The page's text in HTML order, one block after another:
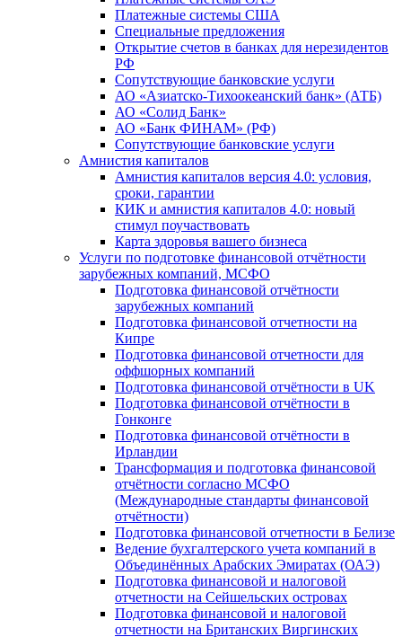
Платежные системы США
Специальные предложения
Открытие счетов в банках для нерезидентов
РФ
Сопутствующие банковские услуги
АО «Азиатско-Тихоокеанский банк» (АТБ)
АО «Солид Банк»
АО «Банк ФИНАМ» (РФ)
Сопутствующие банковские услуги
Амнистия капиталов
Амнистия капиталов версия 4.0: условия,
сроки, гарантии
КИК и амнистия капиталов 4.0: новый
стимул поучаствовать
Карта здоровья вашего бизнеса
Услуги по подготовке финансовой отчётности
зарубежных компаний, МСФО
Подготовка финансовой отчётности
зарубежных компаний
Подготовка финансовой отчетности на
Кипре
Подготовка финансовой отчетности для
оффшорных компаний
Подготовка финансовой отчётности в UK
Подготовка финансовой отчётности в
Гонконге
Подготовка финансовой отчётности в
Ирландии
Трансформация и подготовка финансовой
отчётности согласно МСФО
(Международные стандарты финансовой
отчётности)
Подготовка финансовой отчетности в Белизе
Ведение бухгалтерского учета компаний в
Объединённых Арабских Эмиратах (ОАЭ)
Подготовка финансовой и налоговой
отчетности на Сейшельских островах
Подготовка финансовой и налоговой
отчетности на Британских Виргинских